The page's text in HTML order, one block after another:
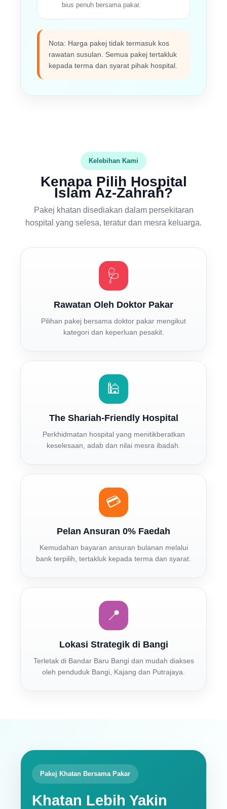
bius penuh bersama pakar.
Nota: Harga pakej tidak termasuk kos
rawatan susulan. Semua pakej tertakluk
kepada terma dan syarat pihak hospital.
Kelebihan Kami
Kenapa Pilih Hospital
Islam Az-Zahrah?
Pakej khatan disediakan dalam persekitaran
hospital yang selesa, teratur dan mesra keluarga.
🩺
Rawatan Oleh Doktor Pakar
Pilihan pakej bersama doktor pakar mengikut
kategori dan keperluan pesakit.
🕌
The Shariah-Friendly Hospital
Perkhidmatan hospital yang menitikberatkan
keselesaan, adab dan nilai mesra ibadah.
💳
Pelan Ansuran 0% Faedah
Kemudahan bayaran ansuran bulanan melalui
bank terpilih, tertakluk kepada terma dan syarat.
📍
Lokasi Strategik di Bangi
Terletak di Bandar Baru Bangi dan mudah diakses
oleh penduduk Bangi, Kajang dan Putrajaya.
Pakej Khatan Bersama Pakar
Khatan Lebih Yakin